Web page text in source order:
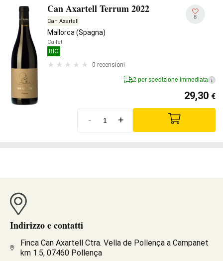
Can Axartell Terrum 2022
Can Axartell
Mallorca (Spagna)
Callet
BIO
0 recensioni
8
2 per spedizione immediata i
29,30 €
- +
Indirizzo e contatti
Finca Can Axartell Ctra. Vella de Pollença a Campanet
km 1.5, 07460 Pollença